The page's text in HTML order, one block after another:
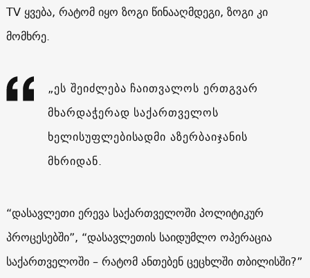
TV ყვება, რატომ იყო ზოგი წინააღმდეგი, ზოგი კი
მომხრე.
„ეს შეიძლება ჩაითვალოს ერთგვარ
მხარდაჭერად საქართველოს
ხელისუფლებისადმი აზერბაიჯანის
მხრიდან.
“დასავლეთი ერევა საქართველოში პოლიტიკურ
პროცესებში”, “დასავლეთის საიდუმლო ოპერაცია
საქართველოში – რატომ ანთებენ ცეცხლში თბილისში?”